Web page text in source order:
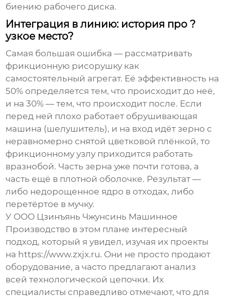
биению рабочего диска.
Интеграция в линию: история про ?
узкое место?
Самая большая ошибка — рассматривать
фрикционную рисорушку как
самостоятельный агрегат. Её эффективность на
50% определяется тем, что происходит до неё,
и на 30% — тем, что происходит после. Если
перед ней плохо работает обрушивающая
машина (шелушитель), и на вход идёт зерно с
неравномерно снятой цветковой плёнкой, то
фрикционному узлу приходится работать
вразнобой. Часть зерна уже почти готова, а
часть ещё в плотной оболочке. Результат —
либо недорощенное ядро в отходах, либо
перетёртое в мучку.
У ООО Цзинъянь Чжунсинь Машинное
Производство в этом плане интересный
подход, который я увидел, изучая их проекты
на https://www.zxjx.ru. Они не просто продают
оборудование, а часто предлагают анализ
всей технологической цепочки. Их
специалисты справедливо отмечают, что для